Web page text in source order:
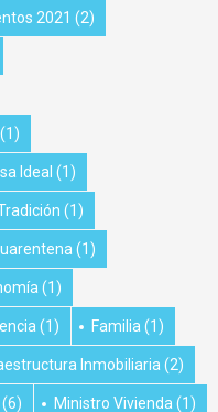
2021 (2)
(1)
Ideal (1)
(1)
(1)
(1)
(1) Familia (1)
Inmobiliaria (2)
(6) Ministro Vivienda (1)